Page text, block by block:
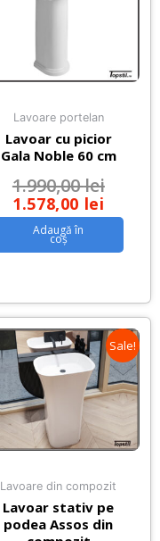
Lavoare portelan
Lavoar cu picior
Gala Noble 60 cm
1.990,00lei
1.578,00 lei
Adaugă în
coș
Sale!
Lavoare din compozit
Lavoar stativ pe
podea Assos din